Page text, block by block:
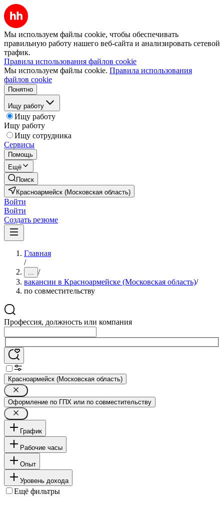
Мы используем файлы cookie, чтобы обеспечивать
правильную работу нашего веб-сайта и анализировать сетевой
трафик.
Правила использования файлов cookie
Мы используем файлы cookie. Правила использования
файлов cookie
Понятно
Ищу работу
Ищу работу
Ищу работу
Ищу сотрудника
Сервисы
Помощь
Ещё
Поиск
Красноармейск (Московская область)
Войти
Войти
Создать резюме
Главная
/
... /
вакансии в Красноармейске (Московская область)/
по совместительству
Профессия, должность или компания
Красноармейск (Московская область)
Оформление по ГПХ или по совместительству
График
Рабочие часы
Опыт
Уровень дохода
Ещё фильтры